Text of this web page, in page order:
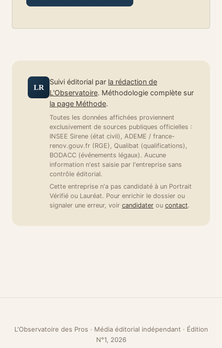
LR
Suivi éditorial par la rédaction de
L'Observatoire. Méthodologie complète sur
la page Méthode.
Toutes les données affichées proviennent
exclusivement de sources publiques officielles :
INSEE Sirene (état civil), ADEME / france-
renov.gouv.fr (RGE), Qualibat (qualifications),
BODACC (événements légaux). Aucune
information n'est saisie par l'entreprise sans
contrôle éditorial.
Cette entreprise n'a pas candidaté à un Portrait
Vérifié ou Lauréat. Pour enrichir le dossier ou
signaler une erreur, voir candidater ou contact.
L'Observatoire des Pros · Média éditorial indépendant · Édition
N°1, 2026